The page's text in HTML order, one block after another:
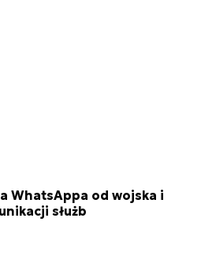
WhatsAppa od wojska i
służb